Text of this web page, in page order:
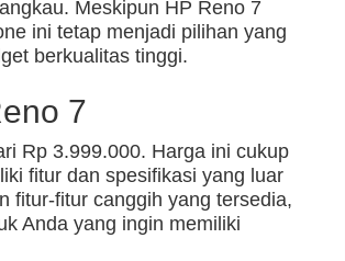
Meskipun HP Reno 7
ini tetap menjadi pilihan yang
berkualitas tinggi.
7
Rp 3.999.000. Harga ini cukup
fitur dan spesifikasi yang luar
fitur-fitur canggih yang tersedia,
Anda yang ingin memiliki